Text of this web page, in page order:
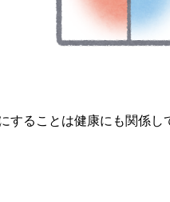
ることは健康にも関係し